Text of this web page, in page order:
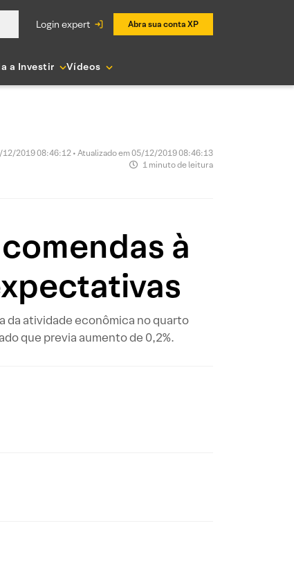
login expert Abra sua conta XP
a Investir Vídeos
2019 08:46:12 • Atualizado em 05/12/2019 08:46:13
1 minuto de leitura
à
da atividade econômica no quarto
que previa aumento de 0,2%.